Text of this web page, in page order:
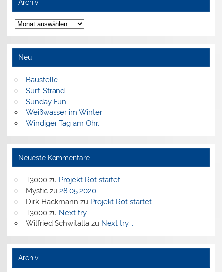
Archiv
Archiv
Neu
Baustelle
Surf-Strand
Sunday Fun
Weißwasser im Winter
Windiger Tag am Ohr.
Neueste Kommentare
T3000zu Projekt Rot startet
Mysticzu 28.05.2020
Dirk Hackmann zu Projekt Rot startet
T3000zu Next try….
Wilfried Schwitallazu Next try….
Archiv